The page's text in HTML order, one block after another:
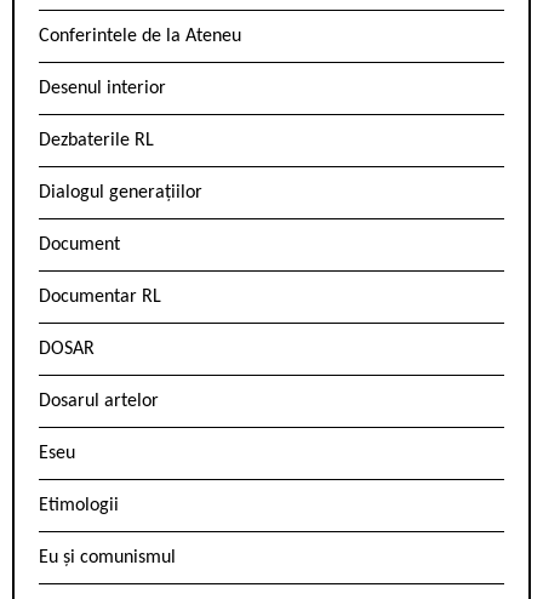
Conferintele de la Ateneu
Desenul interior
Dezbaterile RL
Dialogul generațiilor
Document
Documentar RL
DOSAR
Dosarul artelor
Eseu
Etimologii
Eu și comunismul